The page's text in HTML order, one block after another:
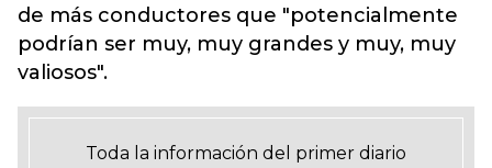
de más conductores que "potencialmente
podrían ser muy, muy grandes y muy, muy
valiosos".
Toda la información del primer diario